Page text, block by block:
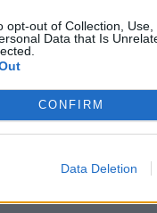
opt-out of Collection,
Data that Is
CONFIRM
Data Deletion